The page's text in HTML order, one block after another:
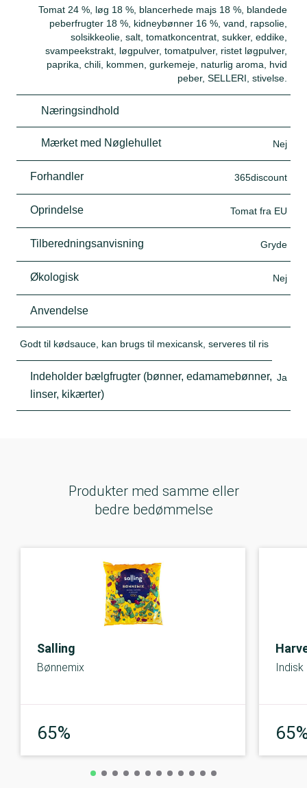
Tomat 24 %, løg 18 %, blancerhede majs 18 %, blandede
peberfrugter 18 %, kidneybønner 16 %, vand, rapsolie,
solsikkeolie, salt, tomatkoncentrat, sukker, eddike,
svampeekstrakt, løgpulver, tomatpulver, ristet løgpulver,
paprika, chili, kommen, gurkemeje, naturlig aroma, hvid
peber, SELLERI, stivelse.
Næringsindhold
Mærket med Nøglehullet Nej
Forhandler 365discount
Oprindelse Tomat fra EU
Tilberedningsanvisning Gryde
Økologisk Nej
Anvendelse
Godt til kødsauce, kan brugs til mexicansk, serveres til ris
Indeholder bælgfrugter (bønner, edamamebønner,
linser, kikærter)
Ja
Produkter med samme eller
bedre bedømmelse
Salling
Bønnemix
65%